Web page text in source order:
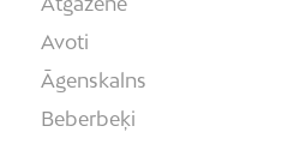
Avoti
Āgenskalns
Beberbeķi